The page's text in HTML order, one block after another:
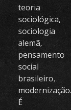
teoria
sociológica,
sociologia
alemã,
pensamento
social
brasileiro,
modernização.
É